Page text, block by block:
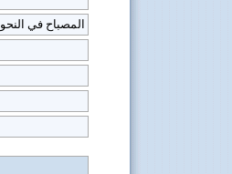
المصباح في النحو